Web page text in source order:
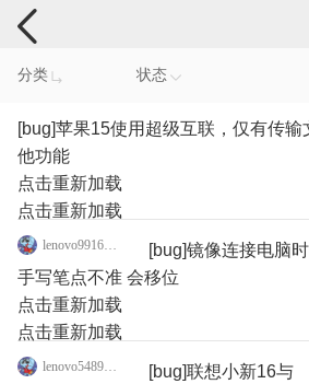
手机反馈
分类 状态
[bug]苹果15使用超级互联，仅有传
他功能
点击重新加载
点击重新加载
lenovo99161796
[bug]镜像连接电脑时
手写笔点不准 会移位
点击重新加载
点击重新加载
lenovo54894220
[bug]联想小新16与